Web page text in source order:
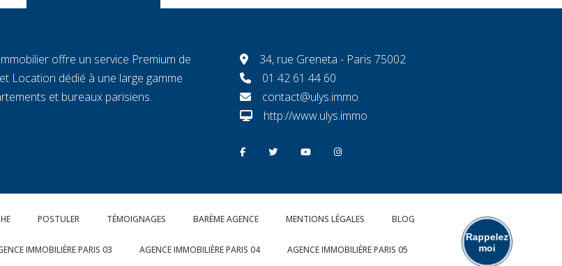
offre un service Premium de
Location dédié à une large gamme
et bureaux parisiens.
34, rue Greneta - Paris 75002
01 42 61 44 60
contact@ulys.immo
http://www.ulys.immo
POSTULER TÉMOIGNAGES BARÈME AGENCE MENTIONS LÉGALES BLOG
IMMOBILIÈRE PARIS 03 AGENCE IMMOBILIÈRE PARIS 04 AGENCE IMMOBILIÈRE PARIS 05
Rappelez
moi